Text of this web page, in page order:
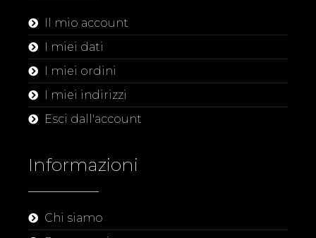
Il mio account
I miei dati
I miei ordini
I miei indirizzi
Esci dall'account
Informazioni
Chi siamo